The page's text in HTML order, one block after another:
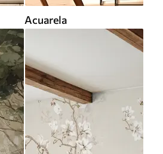
Acuarela